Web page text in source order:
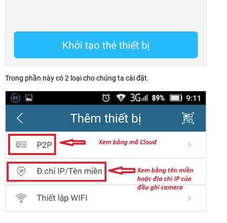
Trong phần này có 2 loại cho chúng ta cài đặt.